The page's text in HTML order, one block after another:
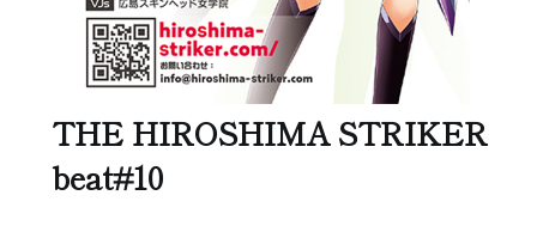
THE HIROSHIMA STRIKER
beat#10